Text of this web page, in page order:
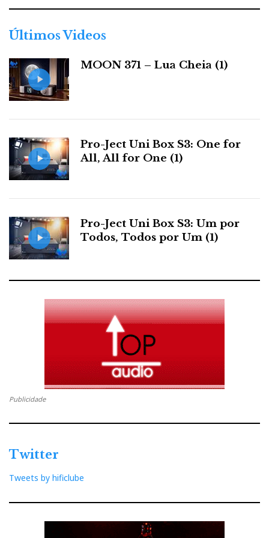
r
s
Últimos Videos
MOON 371 – Lua Cheia (1)
Pro-Ject Uni Box S3: One for
All, All for One (1)
Pro-Ject Uni Box S3: Um por
Todos, Todos por Um (1)
Publicidade
Twitter
Tweets by hificlube